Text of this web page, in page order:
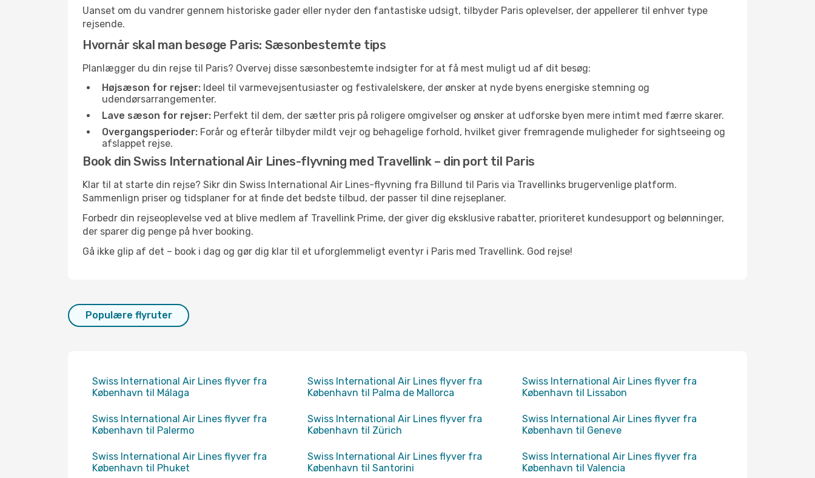
Uanset om du vandrer gennem historiske gader eller nyder den fantastiske udsigt, tilbyder Paris oplevelser, der appellerer til enhver type
rejsende.
Hvornår skal man besøge Paris: Sæsonbestemte tips
Planlægger du din rejse til Paris? Overvej disse sæsonbestemte indsigter for at få mest muligt ud af dit besøg:
Højsæson for rejser: Ideel til varmevejsentusiaster og festivalelskere, der ønsker at nyde byens energiske stemning og
udendørsarrangementer.
Lave sæson for rejser: Perfekt til dem, der sætter pris på roligere omgivelser og ønsker at udforske byen mere intimt med færre skarer.
Overgangsperioder: Forår og efterår tilbyder mildt vejr og behagelige forhold, hvilket giver fremragende muligheder for sightseeing og
afslappet rejse.
Book din Swiss International Air Lines-flyvning med Travellink – din port til Paris
Klar til at starte din rejse? Sikr din Swiss International Air Lines-flyvning fra Billund til Paris via Travellinks brugervenlige platform.
Sammenlign priser og tidsplaner for at finde det bedste tilbud, der passer til dine rejseplaner.
Forbedr din rejseoplevelse ved at blive medlem af Travellink Prime, der giver dig eksklusive rabatter, prioriteret kundesupport og belønninger,
der sparer dig penge på hver booking.
Gå ikke glip af det – book i dag og gør dig klar til et uforglemmeligt eventyr i Paris med Travellink. God rejse!
Populære flyruter
Swiss International Air Lines flyver fra
København til Málaga
Swiss International Air Lines flyver fra
København til Palma de Mallorca
Swiss International Air Lines flyver fra
København til Lissabon
Swiss International Air Lines flyver fra
København til Palermo
Swiss International Air Lines flyver fra
København til Zürich
Swiss International Air Lines flyver fra
København til Geneve
Swiss International Air Lines flyver fra
København til Phuket
Swiss International Air Lines flyver fra
København til Santorini
Swiss International Air Lines flyver fra
København til Valencia